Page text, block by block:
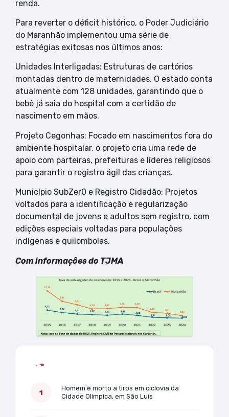
renda.
Para reverter o déficit histórico, o Poder Judiciário
do Maranhão implementou uma série de
estratégias exitosas nos últimos anos:
Unidades Interligadas: Estruturas de cartórios
montadas dentro de maternidades. O estado conta
atualmente com 128 unidades, garantindo que o
bebê já saia do hospital com a certidão de
nascimento em mãos.
Projeto Cegonhas: Focado em nascimentos fora do
ambiente hospitalar, o projeto cria uma rede de
apoio com parteiras, prefeituras e líderes religiosos
para garantir o registro ágil das crianças.
Município SubZer0 e Registro Cidadão: Projetos
voltados para a identificação e regularização
documental de jovens e adultos sem registro, com
edições especiais voltadas para populações
indígenas e quilombolas.
Com informações do TJMA
Homem é morto a tiros em ciclovia da
Cidade Olímpica, em São Luís